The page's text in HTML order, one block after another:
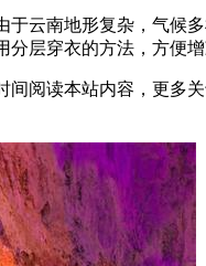
云南地形复杂，气
层穿衣的方法，方便增
阅读本站内容，更多